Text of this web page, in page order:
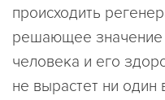
происходить
решающее значение
человека и его
не вырастет ни один